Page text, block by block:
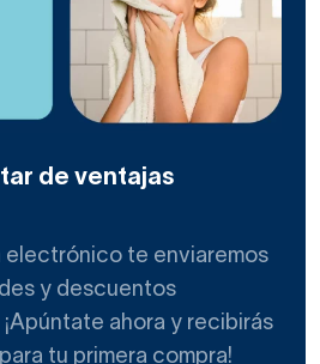
de ventajas
electrónico te enviaremos
y descuentos
ahora y recibirás
tu primera compra!